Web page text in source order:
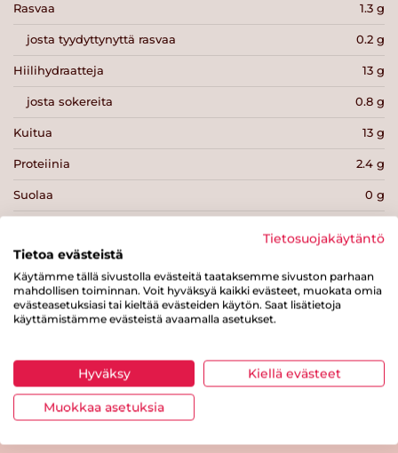
Rasvaa 1.3 g
josta tyydyttynyttä rasvaa 0.2 g
Hiilihydraatteja 13 g
josta sokereita 0.8 g
Kuitua 13 g
Proteiinia 2.4 g
Suolaa 0 g
Tulosta sivu Jaa tuote
Tietosuojakäytäntö
Tietoa evästeistä
Käytämme tällä sivustolla evästeitä taataksemme sivuston parhaan
mahdollisen toiminnan. Voit hyväksyä kaikki evästeet, muokata omia
evästeasetuksiasi tai kieltää evästeiden käytön. Saat lisätietoja
käyttämistämme evästeistä avaamalla asetukset.
Hyväksy Kiellä evästeet
Muokkaa asetuksia